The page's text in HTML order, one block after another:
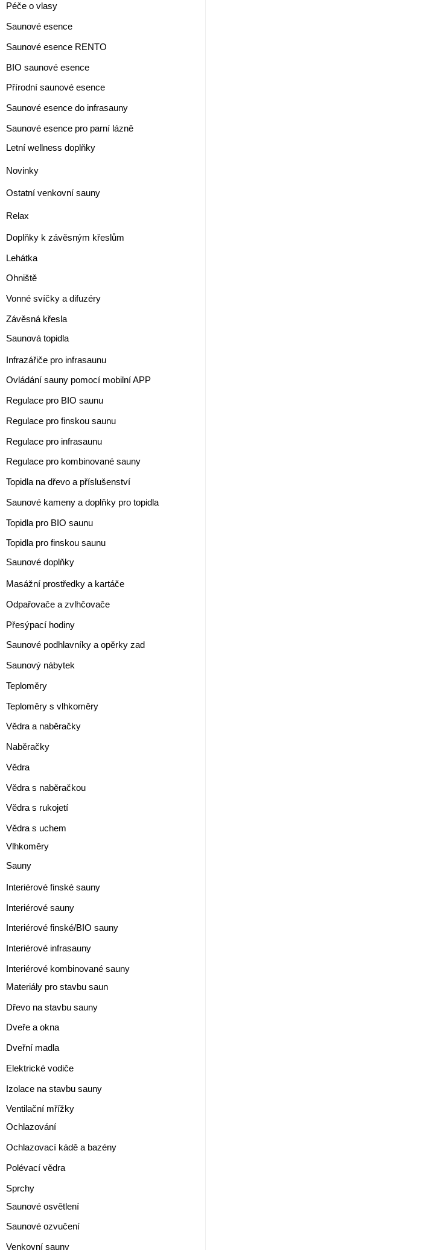
Péče o vlasy
Saunové esence
Saunové esence RENTO
BIO saunové esence
Přírodní saunové esence
Saunové esence do infrasauny
Saunové esence pro parní lázně
Letní wellness doplňky
Novinky
Ostatní venkovní sauny
Relax
Doplňky k závěsným křeslům
Lehátka
Ohniště
Vonné svíčky a difuzéry
Závěsná křesla
Saunová topidla
Infrazářiče pro infrasaunu
Ovládání sauny pomocí mobilní APP
Regulace pro BIO saunu
Regulace pro finskou saunu
Regulace pro infrasaunu
Regulace pro kombinované sauny
Topidla na dřevo a příslušenství
Saunové kameny a doplňky pro topidla
Topidla pro BIO saunu
Topidla pro finskou saunu
Saunové doplňky
Masážní prostředky a kartáče
Odpařovače a zvlhčovače
Přesýpací hodiny
Saunové podhlavníky a opěrky zad
Saunový nábytek
Teploměry
Teploměry s vlhkoměry
Vědra a naběračky
Naběračky
Vědra
Vědra s naběračkou
Vědra s rukojetí
Vědra s uchem
Vlhkoměry
Sauny
Interiérové finské sauny
Interiérové sauny
Interiérové finské/BIO sauny
Interiérové infrasauny
Interiérové kombinované sauny
Materiály pro stavbu saun
Dřevo na stavbu sauny
Dveře a okna
Dveřní madla
Elektrické vodiče
Izolace na stavbu sauny
Ventilační mřížky
Ochlazování
Ochlazovací kádě a bazény
Polévací vědra
Sprchy
Saunové osvětlení
Saunové ozvučení
Venkovní sauny